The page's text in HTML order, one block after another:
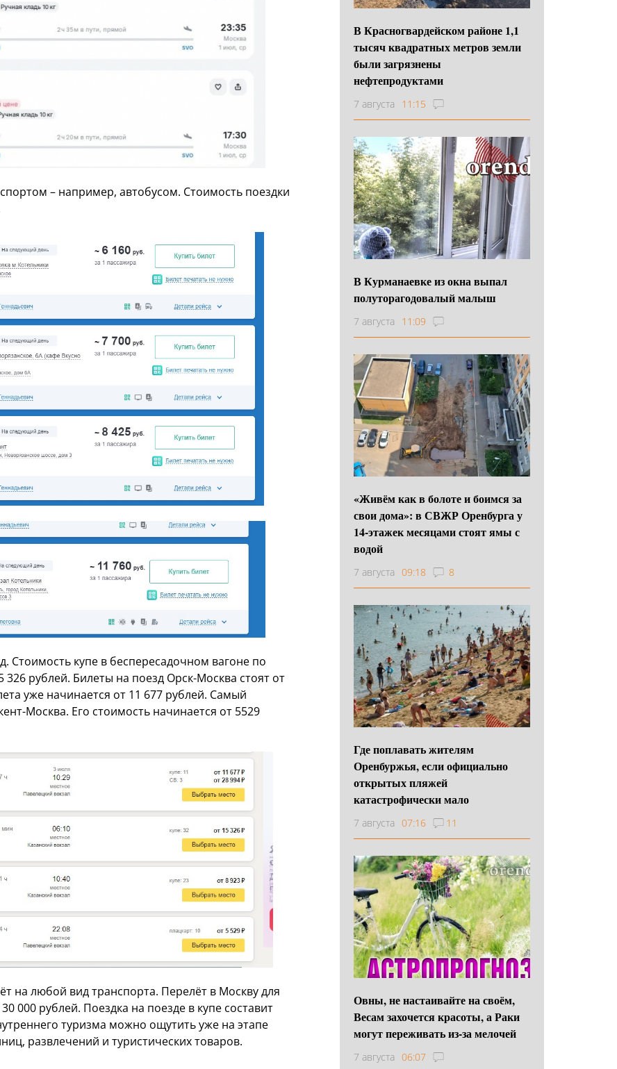
– например, автобусом. Стоимость поездки
Стоимость купе в беспересадочном вагоне по
рублей. Билеты на поезд Орск-Москва стоят от
уже начинается от 11 677 рублей. Самый
Москва. Его стоимость начинается от 5529
на любой вид транспорта. Перелёт в Москву для
000 рублей. Поездка на поезде в купе составит
туризма можно ощутить уже на этапе
развлечений и туристических товаров.
В Красногвардейском районе 1,1
тысяч квадратных метров земли
были загрязнены
нефтепродуктами
7 августа 11:15
В Курманаевке из окна выпал
полуторагодовалый малыш
7 августа 11:09
«Живём как в болоте и боимся за
свои дома»: в СВЖР Оренбурга у
14-этажек месяцами стоят ямы с
водой
7 августа 09:18 8
Где поплавать жителям
Оренбуржья, если официально
открытых пляжей
катастрофически мало
7 августа 07:16 11
Овны, не настаивайте на своём,
Весам захочется красоты, а Раки
могут переживать из-за мелочей
7 августа 06:07